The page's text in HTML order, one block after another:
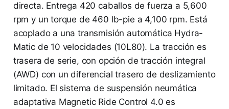
directa. Entrega 420 caballos de fuerza a 5,600
rpm y un torque de 460 lb-pie a 4,100 rpm. Está
acoplado a una transmisión automática Hydra-
Matic de 10 velocidades (10L80). La tracción es
trasera de serie, con opción de tracción integral
(AWD) con un diferencial trasero de deslizamiento
limitado. El sistema de suspensión neumática
adaptativa Magnetic Ride Control 4.0 es